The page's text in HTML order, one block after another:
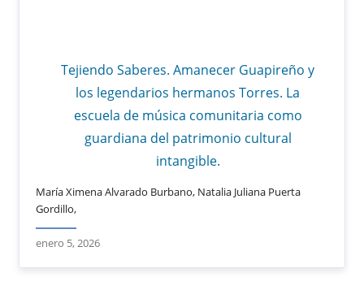
Tejiendo Saberes. Amanecer Guapireño y
los legendarios hermanos Torres. La
escuela de música comunitaria como
guardiana del patrimonio cultural
intangible.
María Ximena Alvarado Burbano, Natalia Juliana Puerta
Gordillo,
enero 5, 2026